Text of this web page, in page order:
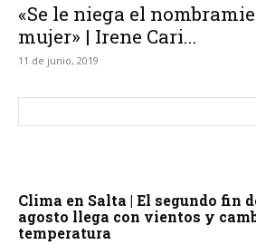
«Se le niega el
mujer» | Irene Cari...
11 de junio, 2019
Clima en Salta | El segundo fin
agosto llega con vientos y
temperatura